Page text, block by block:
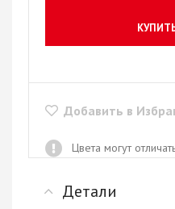
Добавить в
Цвета могут
Детали